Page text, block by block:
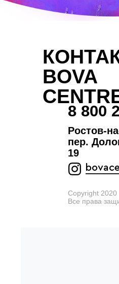
BOVA
8 800
Ростов-
пер.
19
Copyright 2020
Все права